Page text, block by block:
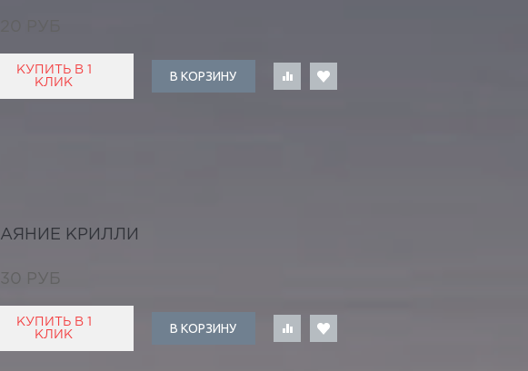
КУПИТЬ В 1
КЛИК
В КОРЗИНУ
КРИЛЛИ
РУБ
КУПИТЬ В 1
КЛИК
В КОРЗИНУ